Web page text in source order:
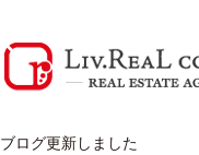
ブログ更新しました